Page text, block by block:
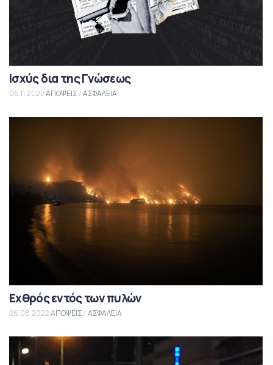
Ισχύς δια της Γνώσεως
06.11.2022ΑΠΟΨΕΙΣ /ΑΣΦΑΛΕΙΑ
Εχθρός εντός των πυλών
26.08.2022ΑΠΟΨΕΙΣ /ΑΣΦΑΛΕΙΑ